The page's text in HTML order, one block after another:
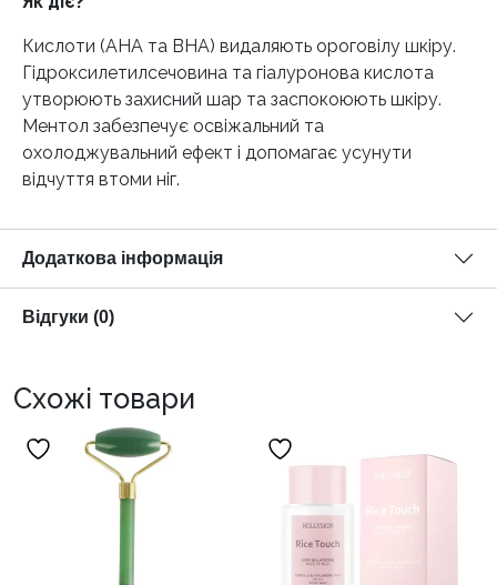
Кислоти (AHA та BHA) видаляють ороговілу шкіру.
Гідроксилетилсечовина та гіалуронова кислота
утворюють захисний шар та заспокоюють шкіру.
Ментол забезпечує освіжальний та
охолоджувальний ефект і допомагає усунути
відчуття втоми ніг.
Додаткова інформація
Відгуки (0)
Схожі товари